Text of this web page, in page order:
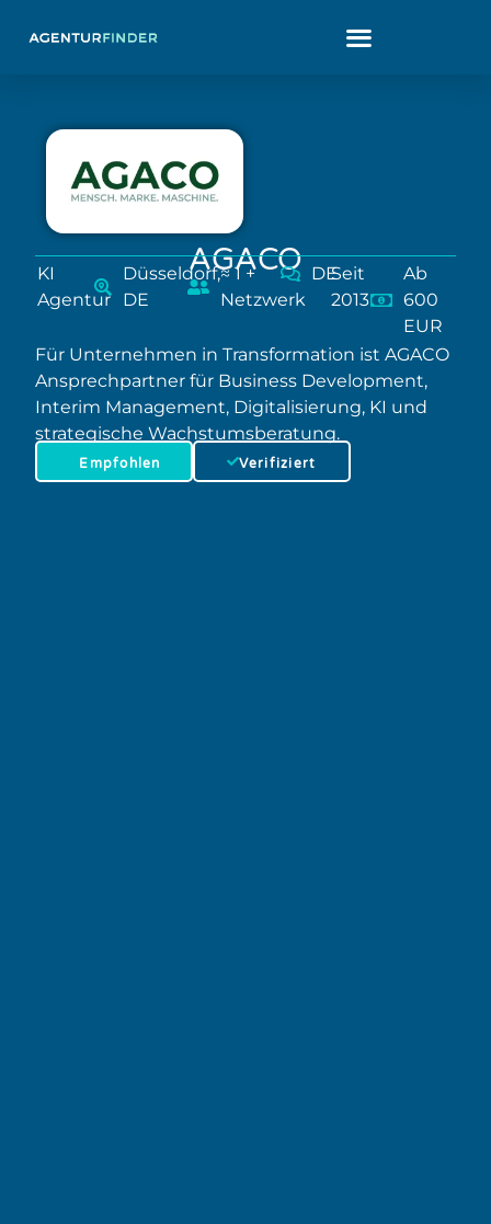
AGACO
KI
Agentur
Düsseldorf,
DE
≈ 1 +
Netzwerk
DESeit
2013
Ab
600
EUR
Für Unternehmen in Transformation ist AGACO
Ansprechpartner für Business Development,
Interim Management, Digitalisierung, KI und
strategische Wachstumsberatung.
Empfohlen Verifiziert